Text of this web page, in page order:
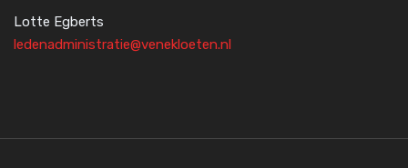
Lotte Egberts
ledenadministratie@venekloeten.nl